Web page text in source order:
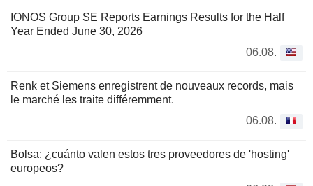
IONOS Group SE Reports Earnings Results for the Half
Year Ended June 30, 2026
06.08.
Renk et Siemens enregistrent de nouveaux records, mais
le marché les traite différemment.
06.08.
Bolsa: ¿cuánto valen estos tres proveedores de 'hosting'
europeos?